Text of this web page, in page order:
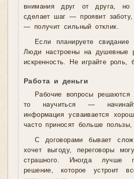
внимания друг от друга,
сделает шаг — проявит
— получит сильный отклик.
Если планируете
Люди настроены на душевные
искренность. Не играйте роль,
Работа и деньги
Рабочие вопросы
то научиться —
информация усваивается
часто приносят больше
С договорами бывает
хочет выгоду, переговоры
страшного. Иногда лучше
решение, которое устроит